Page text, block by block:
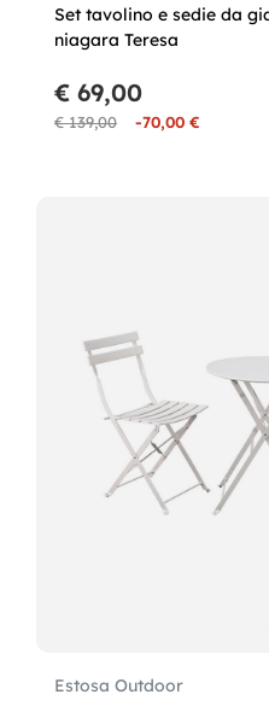
Set tavolino e sedie da
niagara Teresa
€ 139,00 -70,00 €
€ 69,00
Estosa Outdoor